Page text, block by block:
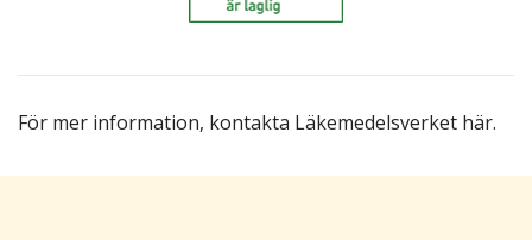
För mer information, kontakta Läkemedelsverket här.